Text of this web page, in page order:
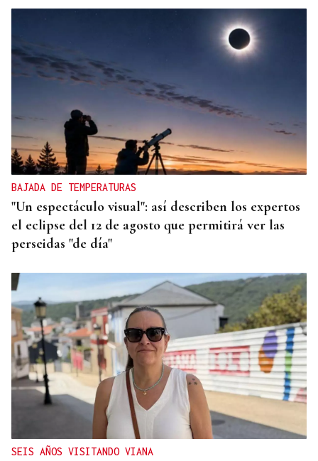
BAJADA DE TEMPERATURAS
"Un espectáculo visual": así describen los expertos
el eclipse del 12 de agosto que permitirá ver las
perseidas "de día"
SEIS AÑOS VISITANDO VIANA